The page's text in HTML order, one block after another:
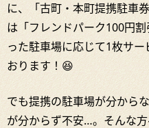
に、「古町・本町提携駐車
は「フレンドパーク100円
った駐車場に応じて1枚サ
おります！😆
でも提携の駐車場が分から
が分からず不安…。そんな方